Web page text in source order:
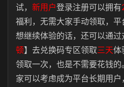
试， 新用户登录注册可以拥有
福利，无需大家手动领取，
想继续体验的话，还可以通过
顿】去兑换码专区领取三天体
领取一次，也是不需要花钱
家可以考虑成为平台长期用